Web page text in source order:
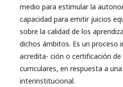
medio para estimular la
capacidad para emitir juicios
sobre la calidad de los
dichos ámbitos. Es un proceso
acredita- ción o certificación
curriculares, en respuesta a
interinstitucional.